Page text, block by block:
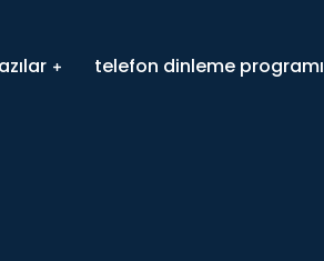
telefon dinleme programı